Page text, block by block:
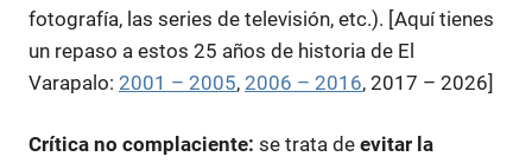
fotografía, las series de televisión, etc.). [Aquí tienes
un repaso a estos 25 años de historia de El
Varapalo: 2001 – 2005, 2006 – 2016, 2017 – 2026]
Crítica no complaciente: se trata de evitar la